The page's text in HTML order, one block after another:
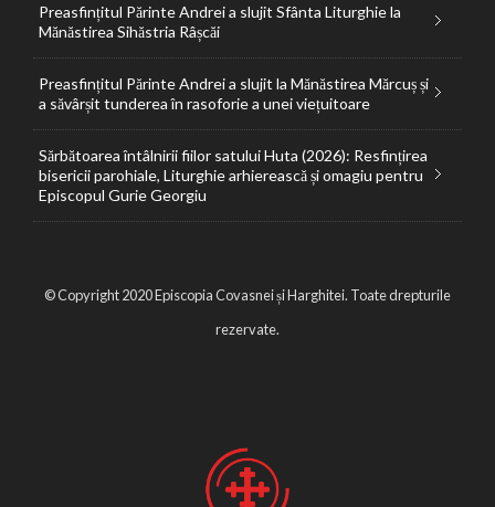
Preasfințitul Părinte Andrei a slujit Sfânta Liturghie la
Mănăstirea Sihăstria Râșcăi
Preasfințitul Părinte Andrei a slujit la Mănăstirea Mărcuș și
a săvârșit tunderea în rasoforie a unei viețuitoare
Sărbătoarea întâlnirii fiilor satului Huta (2026): Resfințirea
bisericii parohiale, Liturghie arhierească și omagiu pentru
Episcopul Gurie Georgiu
© Copyright 2020 Episcopia Covasnei și Harghitei. Toate drepturile
rezervate.